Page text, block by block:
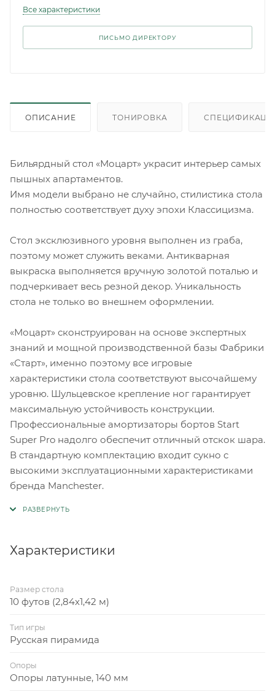
Все характеристики
ПИСЬМО ДИРЕКТОРУ
ОПИСАНИЕ ТОНИРОВКА
Бильярдный стол «Моцарт» украсит интерьер самых
пышных апартаментов.
Имя модели выбрано не случайно, стилистика стола
полностью соответствует духу эпохи Классицизма.
Стол эксклюзивного уровня выполнен из граба,
поэтому может служить веками. Антикварная
выкраска выполняется вручную золотой поталью и
подчеркивает весь резной декор. Уникальность
стола не только во внешнем оформлении.
«Моцарт» сконструирован на основе экспертных
знаний и мощной производственной базы Фабрики
«Старт», именно поэтому все игровые
характеристики стола соответствуют высочайшему
уровню. Шульцевское крепление ног гарантирует
максимальную устойчивость конструкции.
Профессиональные амортизаторы бортов Start
Super Pro надолго обеспечит отличный отскок шара.
В стандартную комплектацию входит сукно с
высокими эксплуатационными характеристиками
бренда Manchester.
Характеристики
Размер стола
10 футов (2,84x1,42 м)
Тип игры
Русская пирамида
Опоры
Опоры латунные, 140 мм